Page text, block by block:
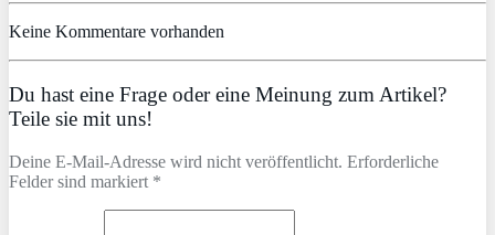
Keine Kommentare vorhanden
Du hast eine Frage oder eine Meinung zum Artikel?
Teile sie mit uns!
Deine E-Mail-Adresse wird nicht veröffentlicht. Erforderliche
Felder sind markiert *